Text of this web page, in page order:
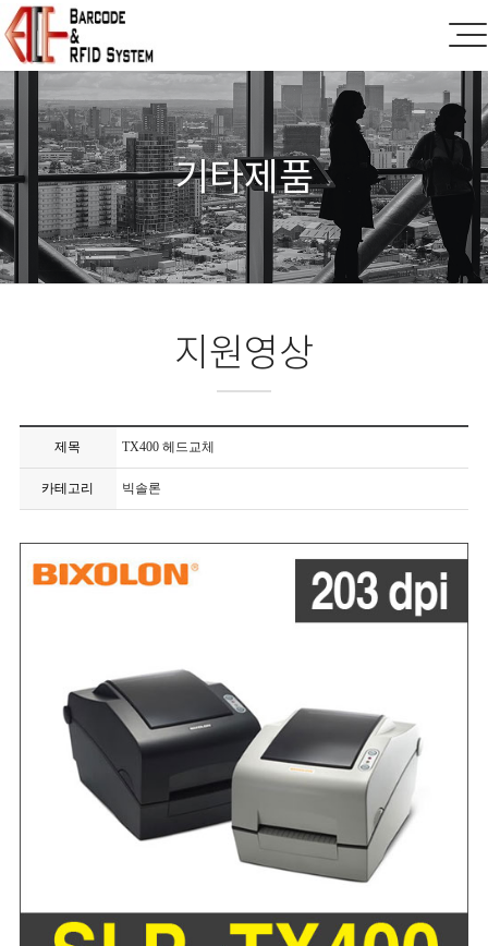
기타제품
지원영상
제목 TX400 헤드교체
카테고리 빅솔론